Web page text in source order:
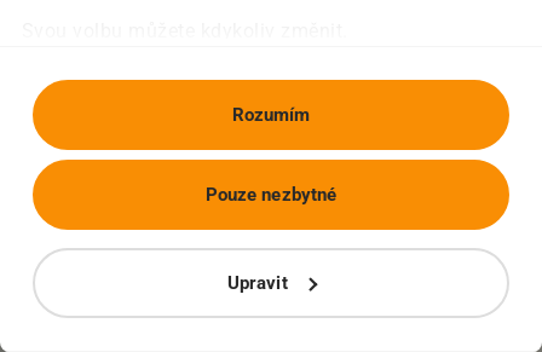
Rozumím
Upravit
Pouze nezbytné